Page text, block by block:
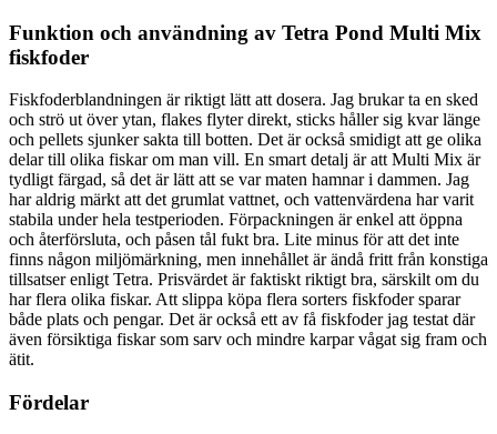
Funktion och användning av Tetra Pond Multi Mix
fiskfoder
Fiskfoderblandningen är riktigt lätt att dosera. Jag brukar ta en sked
och strö ut över ytan, flakes flyter direkt, sticks håller sig kvar länge
och pellets sjunker sakta till botten. Det är också smidigt att ge olika
delar till olika fiskar om man vill. En smart detalj är att Multi Mix är
tydligt färgad, så det är lätt att se var maten hamnar i dammen. Jag
har aldrig märkt att det grumlat vattnet, och vattenvärdena har varit
stabila under hela testperioden. Förpackningen är enkel att öppna
och återförsluta, och påsen tål fukt bra. Lite minus för att det inte
finns någon miljömärkning, men innehållet är ändå fritt från konstiga
tillsatser enligt Tetra. Prisvärdet är faktiskt riktigt bra, särskilt om du
har flera olika fiskar. Att slippa köpa flera sorters fiskfoder sparar
både plats och pengar. Det är också ett av få fiskfoder jag testat där
även försiktiga fiskar som sarv och mindre karpar vågat sig fram och
ätit.
Fördelar